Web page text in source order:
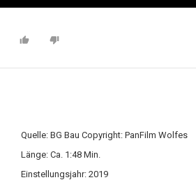
Quelle: BG Bau Copyright: PanFilm Wolfes
Länge: Ca. 1:48 Min.
Einstellungsjahr: 2019